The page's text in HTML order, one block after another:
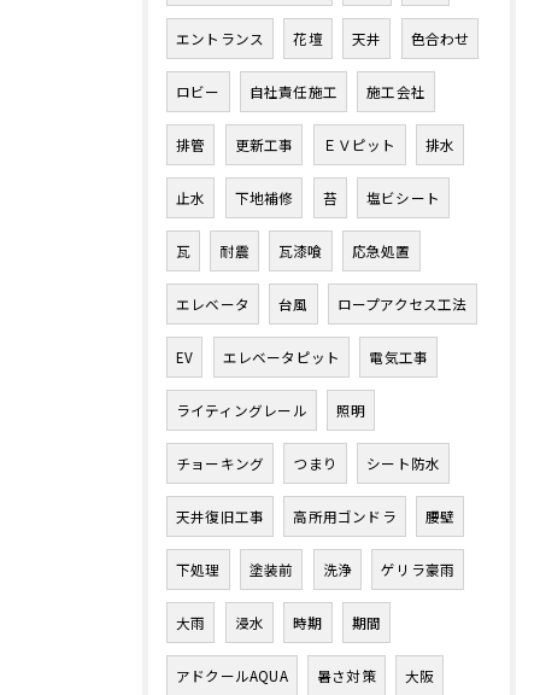
エントランス 花壇 天井 色合わせ
ロビー 自社責任施工 施工会社
排管 更新工事 ＥＶピット 排水
止水 下地補修 苔 塩ビシート
瓦 耐震 瓦漆喰 応急処置
エレベータ 台風 ロープアクセス工法
EV エレベータピット 電気工事
ライティングレール 照明
チョーキング つまり シート防水
天井復旧工事 高所用ゴンドラ 腰壁
下処理 塗装前 洗浄 ゲリラ豪雨
大雨 浸水 時期 期間
アドクールAQUA 暑さ対策 大阪